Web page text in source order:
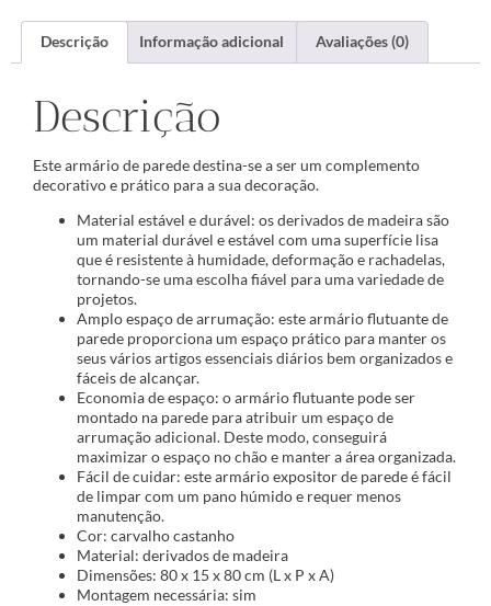
Descrição Informação adicional Avaliações (0)
Descrição
Este armário de parede destina-se a ser um complemento
decorativo e prático para a sua decoração.
Material estável e durável: os derivados de madeira são
um material durável e estável com uma superfície lisa
que é resistente à humidade, deformação e rachadelas,
tornando-se uma escolha fiável para uma variedade de
projetos.
Amplo espaço de arrumação: este armário flutuante de
parede proporciona um espaço prático para manter os
seus vários artigos essenciais diários bem organizados e
fáceis de alcançar.
Economia de espaço: o armário flutuante pode ser
montado na parede para atribuir um espaço de
arrumação adicional. Deste modo, conseguirá
maximizar o espaço no chão e manter a área organizada.
Fácil de cuidar: este armário expositor de parede é fácil
de limpar com um pano húmido e requer menos
manutenção.
Cor: carvalho castanho
Material: derivados de madeira
Dimensões: 80 x 15 x 80 cm (L x P x A)
Montagem necessária: sim